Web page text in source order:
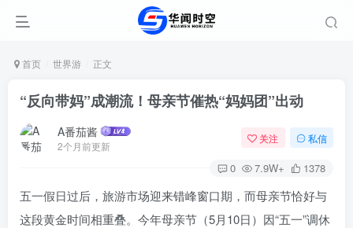
首页 世界游 正文
“反向带妈”成潮流！母亲节催热“妈妈团”出动
A番茄酱
2个月前更新
关注 私信
0 7.9W+ 1378
五一假日过后，旅游市场迎来错峰窗口期，而母亲节恰好与
这段黄金时间相重叠。今年母亲节（5月10日）因“五一”调休